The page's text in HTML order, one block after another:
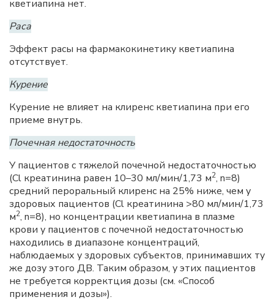
кветиапина нет.
Раса
Эффект расы на фармакокинетику кветиапина
отсутствует.
Курение
Курение не влияет на клиренс кветиапина при его
приеме внутрь.
Почечная недостаточность
У пациентов с тяжелой почечной недостаточностью
(Cl креатинина равен 10–30 мл/мин/1,73 м2, n=8)
средний пероральный клиренс на 25% ниже, чем у
здоровых пациентов (Cl креатинина >80 мл/мин/1,73
м2, n=8), но концентрации кветиапина в плазме
крови у пациентов с почечной недостаточностью
находились в диапазоне концентраций,
наблюдаемых у здоровых субъектов, принимавших ту
же дозу этого ДВ. Таким образом, у этих пациентов
не требуется корректция дозы (см. «Способ
применения и дозы»).